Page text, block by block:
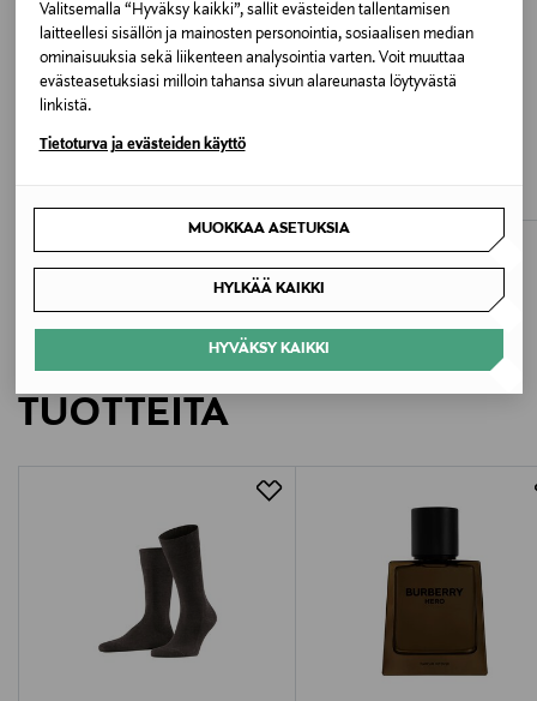
Valitsemalla “Hyväksy kaikki”, sallit evästeiden tallentamisen
laitteellesi sisällön ja mainosten personointia, sosiaalisen median
ominaisuuksia sekä liikenteen analysointia varten. Voit muuttaa
evästeasetuksiasi milloin tahansa sivun alareunasta löytyvästä
linkistä.
Tietoturva ja evästeiden käyttö
MUOKKAA ASETUKSIA
HYLKÄÄ KAIKKI
HYVÄKSY KAIKKI
Valmistaja
Springyard
Valmistajan osoite
SPRINGYARD
LISÄÄ KIINNOSTAVIA
TUOTTEITA